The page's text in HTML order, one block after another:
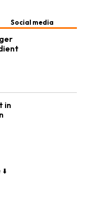
Social media
in
⬇️